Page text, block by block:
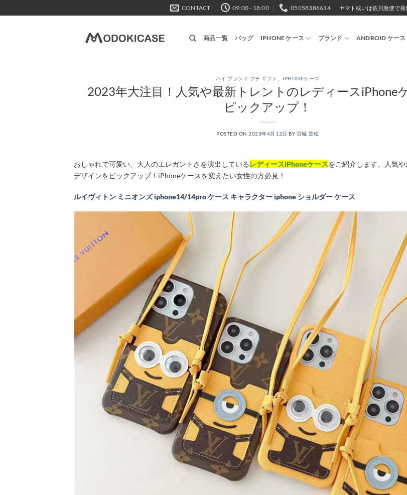
to
CONTACT 09:00 - 18:00 05058386614 ヤマト或いは佐川急便で発
商品一覧 バッグ IPHONE ケース ブランド ANDROID ケース
ハイ ブランド プチ ギフト IPHONEケース
2023年大注目！人気や最新トレントのレディースiPhone
ピックアップ！
POSTED ON2023年4月12日 BY 宮城 雪穂
おしゃれで可愛い、大人のエレガントさを演出している レディースiPhoneケースをご紹介します。人気
デザインをピックアップ！iPhoneケースを変えたい女性の方必見！
ルイヴィトン ミニオンズ iphone14/14pro ケース キャラクター iphone ショルダー ケース